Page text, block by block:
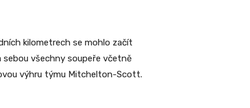
kilometrech se mohlo začít
všechny soupeře včetně
výhru týmu Mitchelton-Scott.